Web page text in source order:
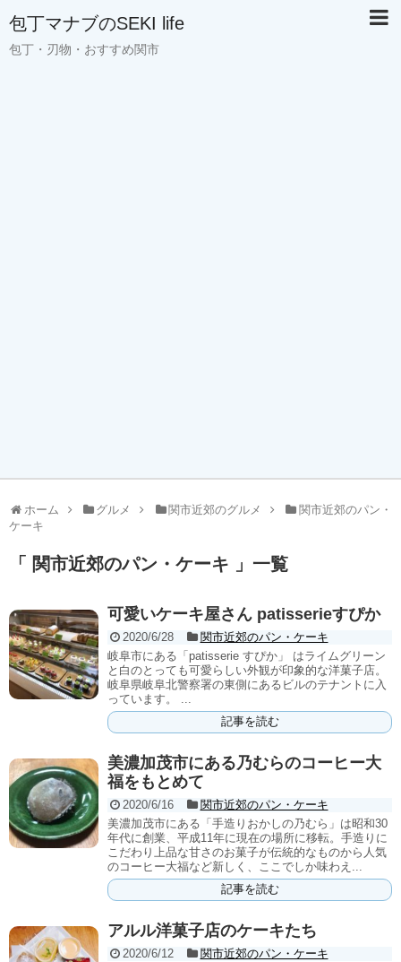
包丁マナブのSEKI life
包丁・刃物・おすすめ関市
ホーム グルメ 関市近郊のグルメ
関市近郊のパン・
ケーキ
「 関市近郊のパン・ケーキ 」一覧
可愛いケーキ屋さん patisserieすぴか
2020/6/28
関市近郊のパン・ケーキ
岐阜市にある「patisserie すぴか」 はライムグリーン
と白のとっても可愛らしい外観が印象的な洋菓子店。
岐阜県岐阜北警察署の東側にあるビルのテナントに入
っています。 ...
記事を読む
美濃加茂市にある乃むらのコーヒー大
福をもとめて
2020/6/16
関市近郊のパン・ケーキ
美濃加茂市にある「手造りおかしの乃むら」は昭和30
年代に創業、平成11年に現在の場所に移転。手造りに
こだわり上品な甘さのお菓子が伝統的なものから人気
のコーヒー大福など新しく、ここでしか味わえ...
記事を読む
アルル洋菓子店のケーキたち
2020/6/12
関市近郊のパン・ケーキ